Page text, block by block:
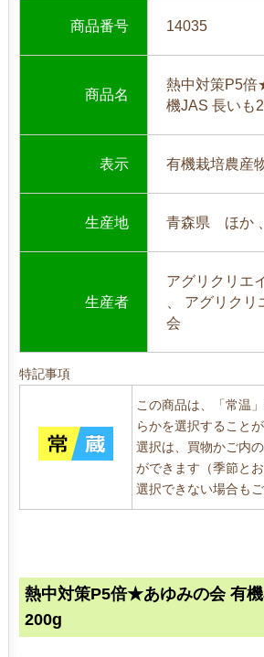
商品番号 14035
商品名
熱中対策P5
機JAS 長いも
表示 有機栽培農産
生産地 青森県 ほか
生産者
アグリクリエ
、 アグリク
会
特記事項
この商品は、「常温
らかを選択すること
選択は、買物かご内
ができます（季節と
選択できない場合もご
熱中対策P5倍★あゆみの会 有
200g